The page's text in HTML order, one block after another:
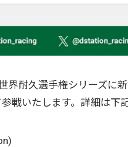
界耐久選手権シリーズに
戦いたします。詳細は下